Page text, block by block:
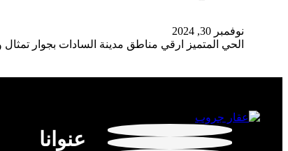
نوفمبر 30, 2024
الحي المتميز ارقي مناطق مدينة السادات بجوار تمثال
عنوانا